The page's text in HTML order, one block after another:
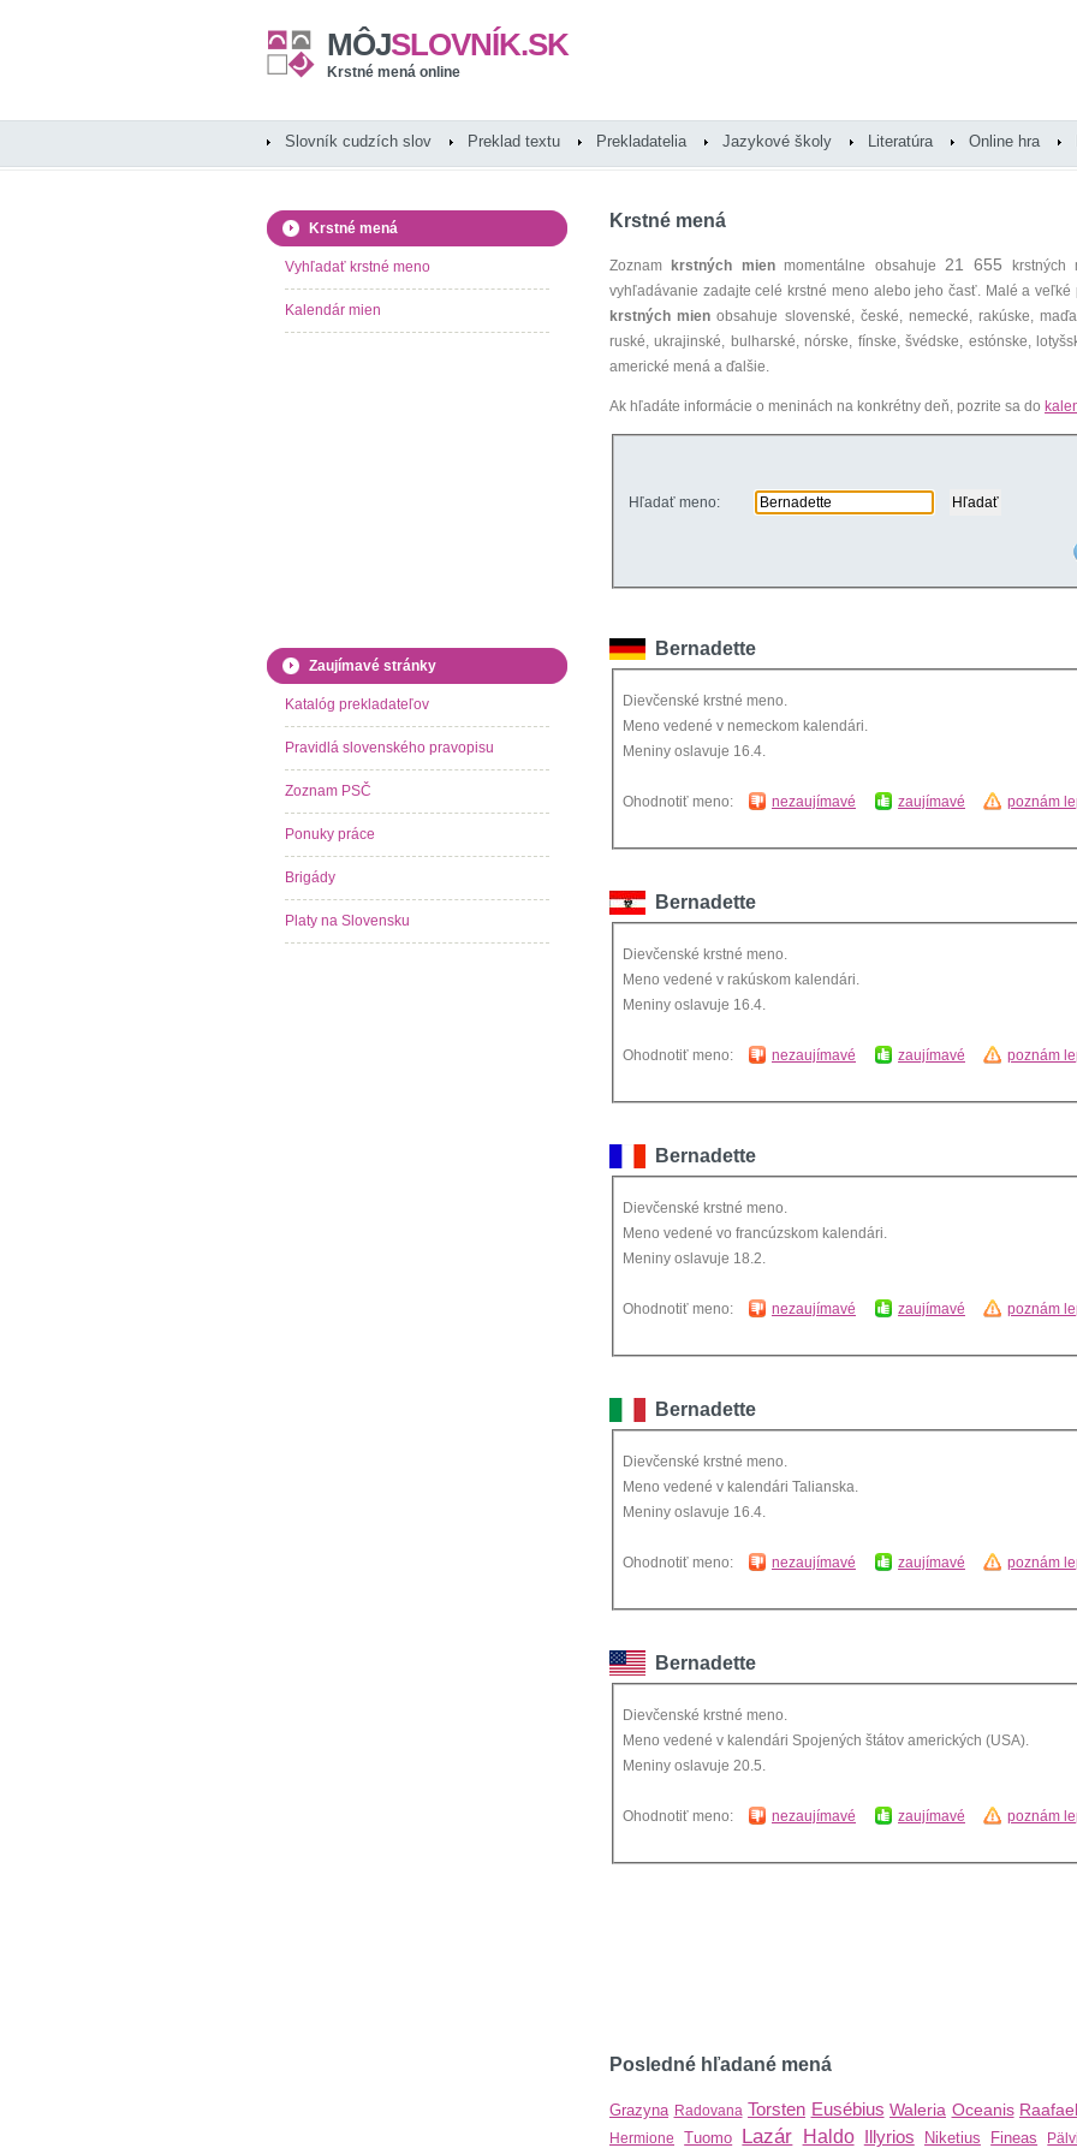
MÔJSLOVNÍK.SK
Krstné mená online
Slovník cudzích slov Preklad textu Prekladatelia Jazykové školy Literatúra Online hra
Krstné mená
Zoznam krstných mienmomentálne obsahuje 21 655 krstných
vyhľadávanie zadajte celé krstné meno alebo jeho časť. Malé a veľké
krstných mien obsahuje slovenské, české, nemecké, rakúske,
ruské, ukrajinské, bulharské, nórske, fínske, švédske, estónske,
americké mená a ďalšie.
Ak hľadáte informácie o meninách na konkrétny deň, pozrite sa do
Hľadať meno:
Bernadette
Dievčenské krstné meno.
Meno vedené v nemeckom kalendári.
Meniny oslavuje 16.4.
Ohodnotiť meno: nezaujímavé zaujímavé poznám
Bernadette
Dievčenské krstné meno.
Meno vedené v rakúskom kalendári.
Meniny oslavuje 16.4.
Ohodnotiť meno: nezaujímavé zaujímavé poznám
Bernadette
Dievčenské krstné meno.
Meno vedené vo francúzskom kalendári.
Meniny oslavuje 18.2.
Ohodnotiť meno: nezaujímavé zaujímavé poznám
Bernadette
Dievčenské krstné meno.
Meno vedené v kalendári Talianska.
Meniny oslavuje 16.4.
Ohodnotiť meno: nezaujímavé zaujímavé poznám
Bernadette
Dievčenské krstné meno.
Meno vedené v kalendári Spojených štátov amerických (USA).
Meniny oslavuje 20.5.
Ohodnotiť meno: nezaujímavé zaujímavé poznám
Posledné hľadané mená
Grazyna Radovana Torsten Eusébius Waleria Oceanis Raafael
Hermione Tuomo Lazár Haldo Illyrios Niketius Fineas Pälvi
Krstné mená
Vyhľadať krstné meno
Kalendár mien
Zaujímavé stránky
Katalóg prekladateľov
Pravidlá slovenského pravopisu
Zoznam PSČ
Ponuky práce
Brigády
Platy na Slovensku